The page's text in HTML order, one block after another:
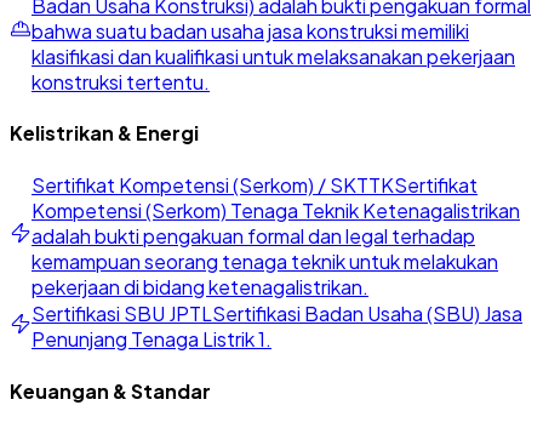
Badan Usaha Konstruksi) adalah bukti pengakuan formal
bahwa suatu badan usaha jasa konstruksi memiliki
klasifikasi dan kualifikasi untuk melaksanakan pekerjaan
konstruksi tertentu.
Kelistrikan & Energi
Sertifikat Kompetensi (Serkom) / SKTTKSertifikat
Kompetensi (Serkom) Tenaga Teknik Ketenagalistrikan
adalah bukti pengakuan formal dan legal terhadap
kemampuan seorang tenaga teknik untuk melakukan
pekerjaan di bidang ketenagalistrikan.
Sertifikasi SBU JPTLSertifikasi Badan Usaha (SBU) Jasa
Penunjang Tenaga Listrik 1.
Keuangan & Standar